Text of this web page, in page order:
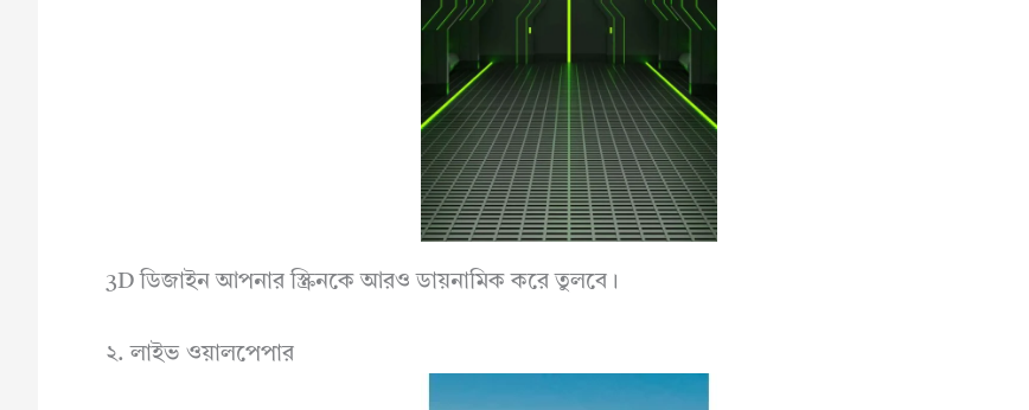
3D ডিজাইন আপনার স্ক্রিনকে আরও ডায়নামিক করে তুলবে।
২. লাইভ ওয়ালপেপার